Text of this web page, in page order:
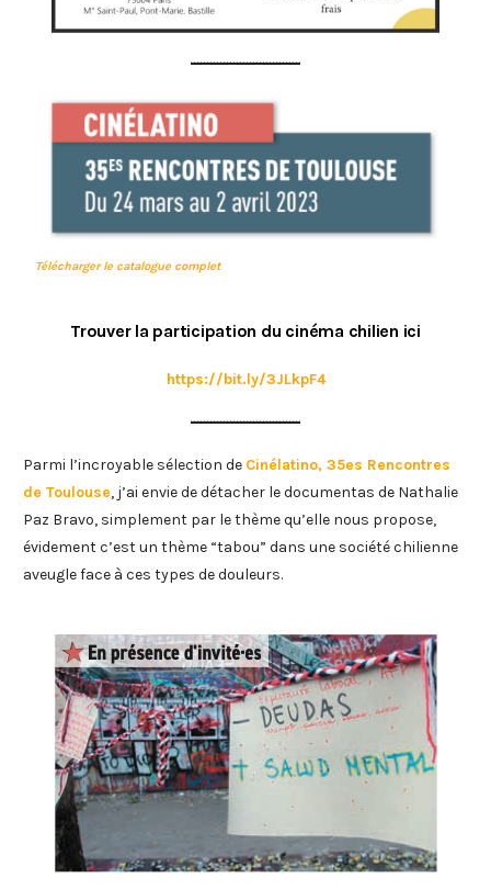
Télécharger le catalogue complet
Trouver la participation du cinéma chilien ici
https://bit.ly/3JLkpF4
Parmi l’incroyable sélection de Cinélatino, 35es Rencontres
de Toulouse, j’ai envie de détacher le documentas de Nathalie
Paz Bravo, simplement par le thème qu’elle nous propose,
évidement c’est un thème “tabou” dans une société chilienne
aveugle face à ces types de douleurs.